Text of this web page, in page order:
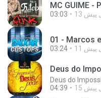
03:03 پیش
03:24 پیش
Deus do
Deus do
04:39
پیش